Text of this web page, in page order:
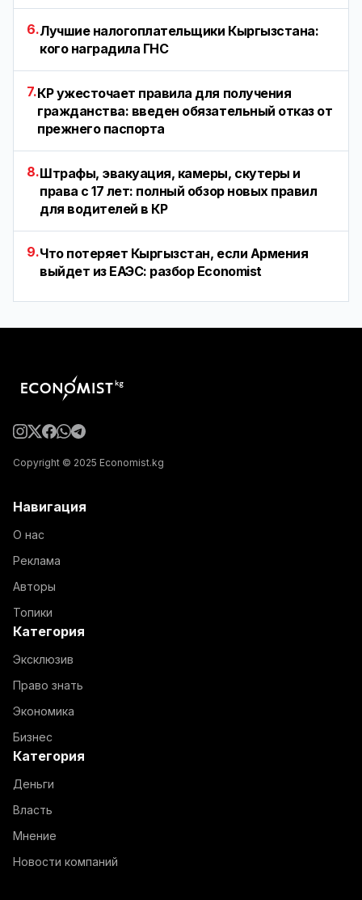
6.Лучшие налогоплательщики Кыргызстана:
кого наградила ГНС
7.КР ужесточает правила для получения
гражданства: введен обязательный отказ от
прежнего паспорта
8.Штрафы, эвакуация, камеры, скутеры и
права с 17 лет: полный обзор новых правил
для водителей в КР
9.Что потеряет Кыргызстан, если Армения
выйдет из ЕАЭС: разбор Economist
Copyright © 2025 Economist.kg
Навигация
О нас
Реклама
Авторы
Топики
Категория
Эксклюзив
Право знать
Экономика
Бизнес
Категория
Деньги
Власть
Мнение
Новости компаний